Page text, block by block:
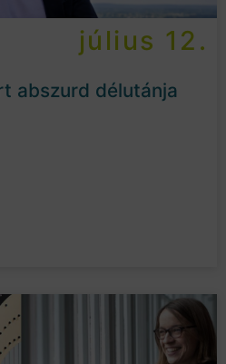
július 12.
abszurd délutánja